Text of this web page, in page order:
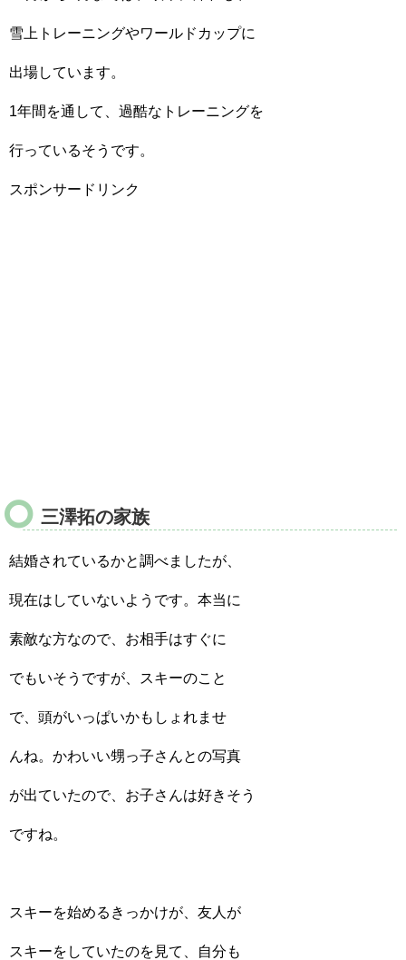
雪上トレーニングやワールドカップに
出場しています。
1年間を通して、過酷なトレーニングを
行っているそうです。
スポンサードリンク
三澤拓の家族
結婚されているかと調べましたが、
現在はしていないようです。本当に
素敵な方なので、お相手はすぐに
でもいそうですが、スキーのこと
で、頭がいっぱいかもしょれませ
んね。かわいい甥っ子さんとの写真
が出ていたので、お子さんは好きそう
ですね。
スキーを始めるきっかけが、友人が
スキーをしていたのを見て、自分も